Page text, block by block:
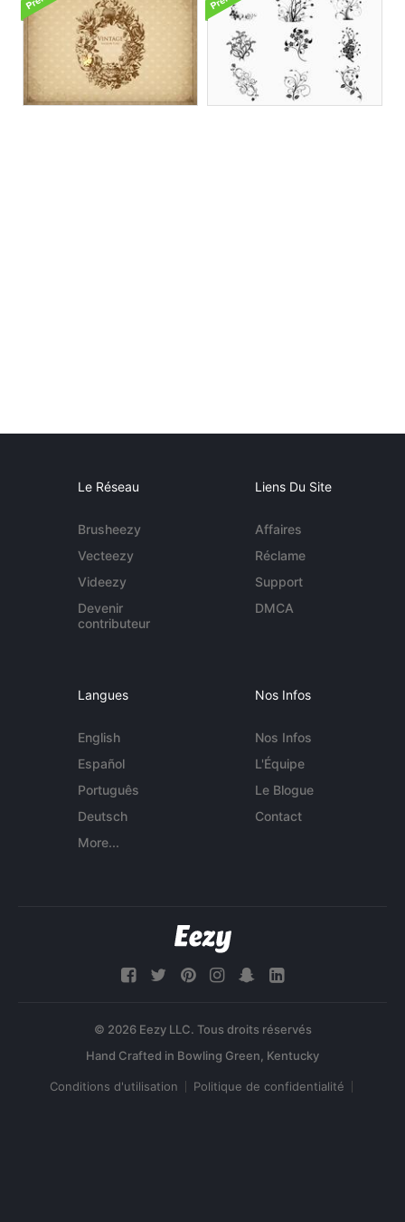
Le Réseau
Brusheezy
Vecteezy
Videezy
Devenir
contributeur
Liens Du Site
Affaires
Réclame
Support
DMCA
Langues
English
Español
Português
Deutsch
More...
Nos Infos
Nos Infos
L'Équipe
Le Blogue
Contact
© 2026 Eezy LLC. Tous droits réservés
Conditions d'utilisation Politique de confidentialité